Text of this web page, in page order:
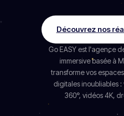
Découvrez nos
Go EASY est l'agence
immersive basée à
transforme vos
digitales inoubliables :
360°, vidéos 4K,